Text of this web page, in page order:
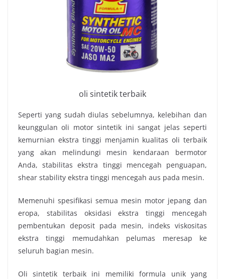
oli sintetik terbaik
Seperti yang sudah diulas sebelumnya, kelebihan dan
keunggulan oli motor sintetik ini sangat jelas seperti
kemurnian ekstra tinggi menjamin kualitas oli terbaik
yang akan melindungi mesin kendaraan bermotor
Anda, stabilitas ekstra tinggi mencegah penguapan,
shear stability ekstra tinggi mencegah aus pada mesin.
Memenuhi spesifikasi semua mesin motor jepang dan
eropa, stabilitas oksidasi ekstra tinggi mencegah
pembentukan deposit pada mesin, indeks viskositas
ekstra tinggi memudahkan pelumas meresap ke
seluruh bagian mesin.
Oli sintetik terbaik ini memiliki formula unik yang